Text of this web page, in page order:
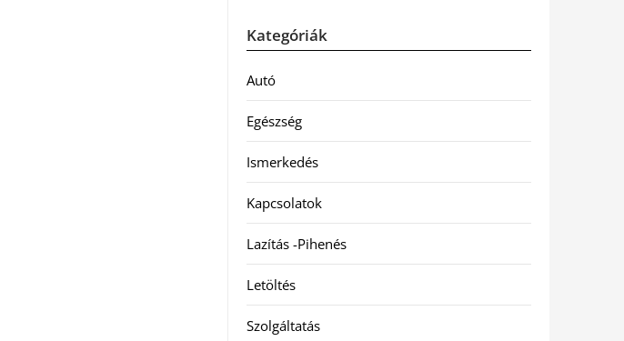
Kategóriák
Autó
Egészség
Ismerkedés
Kapcsolatok
Lazítás -Pihenés
Letöltés
Szolgáltatás